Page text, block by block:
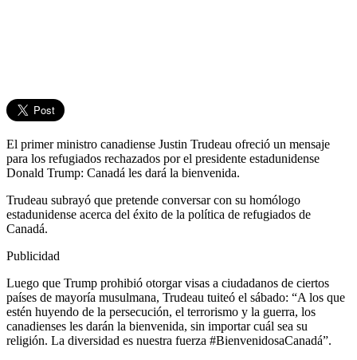
El primer ministro canadiense Justin Trudeau ofreció un mensaje
para los refugiados rechazados por el presidente estadunidense
Donald Trump: Canadá les dará la bienvenida.
Trudeau subrayó que pretende conversar con su homólogo
estadunidense acerca del éxito de la política de refugiados de
Canadá.
Publicidad
Luego que Trump prohibió otorgar visas a ciudadanos de ciertos
países de mayoría musulmana, Trudeau tuiteó el sábado: “A los que
estén huyendo de la persecución, el terrorismo y la guerra, los
canadienses les darán la bienvenida, sin importar cuál sea su
religión. La diversidad es nuestra fuerza #BienvenidosaCanadá”.